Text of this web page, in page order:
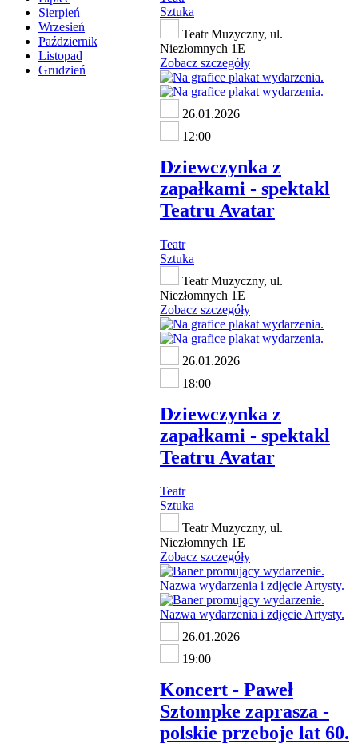
Sierpień
Wrzesień
Październik
Listopad
Grudzień
Sztuka
Teatr Muzyczny, ul.
Niezłomnych 1E
Zobacz szczegóły
26.01.2026
12:00
Dziewczynka z
zapałkami - spektakl
Teatru Avatar
Teatr
Sztuka
Teatr Muzyczny, ul.
Niezłomnych 1E
Zobacz szczegóły
26.01.2026
18:00
Dziewczynka z
zapałkami - spektakl
Teatru Avatar
Teatr
Sztuka
Teatr Muzyczny, ul.
Niezłomnych 1E
Zobacz szczegóły
26.01.2026
19:00
Koncert - Paweł
Sztompke zaprasza -
polskie przeboje lat 60.